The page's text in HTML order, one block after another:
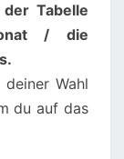
Tabelle
/ die
Wahl
du auf das